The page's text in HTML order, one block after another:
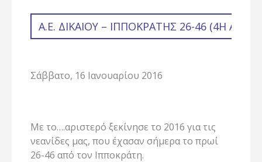
Α.Ε. ΔΙΚΑΊΟΥ – ΙΠΠΟΚΡΆΤΗΣ 26-46 (4Η
Σάββατο, 16 Ιανουαρίου 2016
Με το….αριστερό ξεκίνησε το 2016 για τις
νεανίδες μας, που έχασαν σήμερα το πρωί
26-46 από τον Ιπποκράτη.